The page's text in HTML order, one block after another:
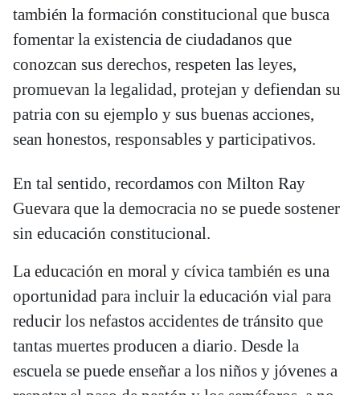
también la formación constitucional que busca
fomentar la existencia de ciudadanos que
conozcan sus derechos, respeten las leyes,
promuevan la legalidad, protejan y defiendan su
patria con su ejemplo y sus buenas acciones,
sean honestos, responsables y participativos.
En tal sentido, recordamos con Milton Ray
Guevara que la democracia no se puede sostener
sin educación constitucional.
La educación en moral y cívica también es una
oportunidad para incluir la educación vial para
reducir los nefastos accidentes de tránsito que
tantas muertes producen a diario. Desde la
escuela se puede enseñar a los niños y jóvenes a